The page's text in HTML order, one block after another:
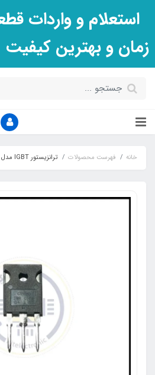
استعلام و واردات
زمان و بهترین کیفیت
خانه فهرست محصولات ترانزیستور IGBT مدل IRG7PH35U